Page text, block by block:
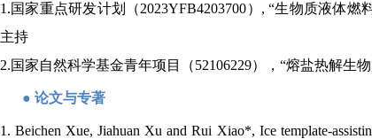
1 .国家重点研发计划（2023YFB4203700） ,“生物质液体燃
主持
2.国家自然科学基金青年项目（52106229）， “熔盐热解生
● 论文与专著
1 . Beichen Xue, Jiahuan Xu and Rui Xiao*, Ice template-